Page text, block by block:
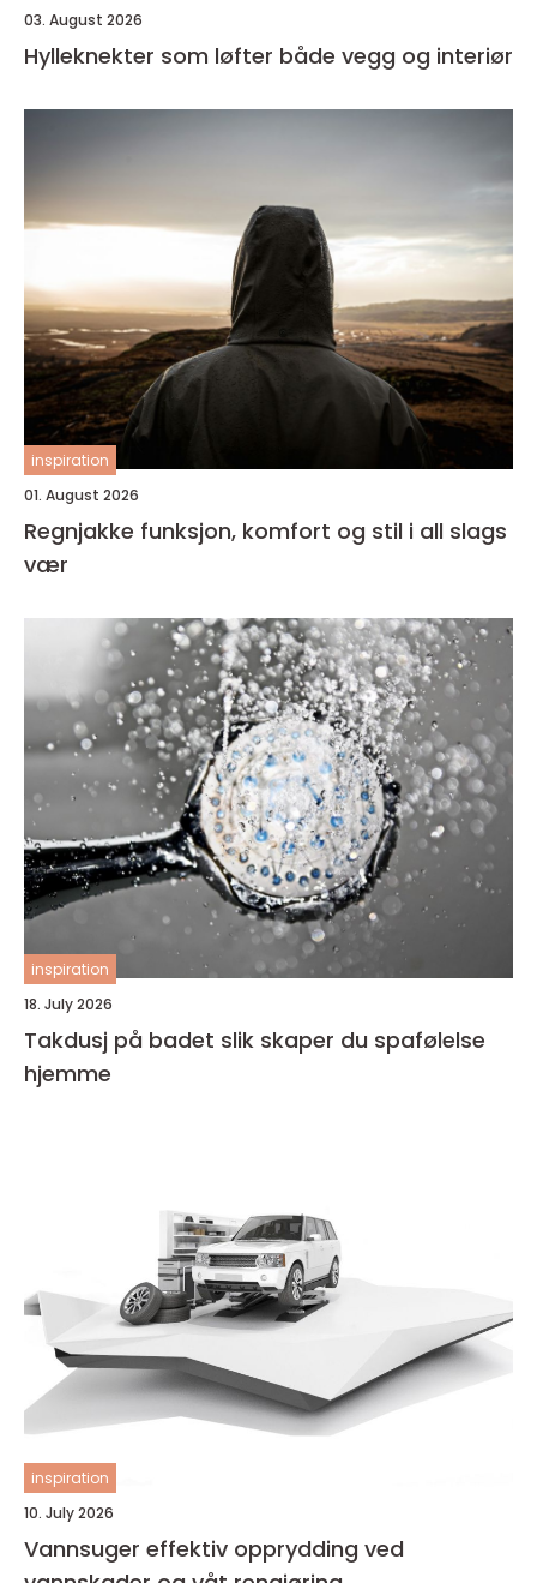
03. August 2026
Hylleknekter som løfter både vegg og interiør
inspiration
01. August 2026
Regnjakke funksjon, komfort og stil i all slags
vær
inspiration
18. July 2026
Takdusj på badet slik skaper du spafølelse
hjemme
inspiration
10. July 2026
Vannsuger effektiv opprydding ved